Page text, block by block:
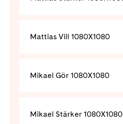
Mattias Vill 1080X1080
Mikael Gör 1080X1080
Mikael Stärker 1080X1080